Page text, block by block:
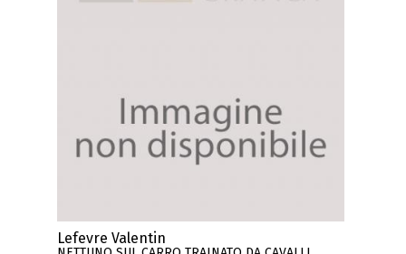
Lefevre Valentin